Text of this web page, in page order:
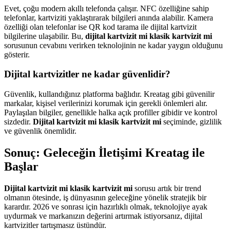
Evet, çoğu modern akıllı telefonda çalışır. NFC özelliğine sahip
telefonlar, kartviziti yaklaştırarak bilgileri anında alabilir. Kamera
özelliği olan telefonlar ise QR kod tarama ile dijital kartvizit
bilgilerine ulaşabilir. Bu, dijital kartvizit mi klasik kartvizit mi
sorusunun cevabını verirken teknolojinin ne kadar yaygın olduğunu
gösterir.
Dijital kartvizitler ne kadar güvenlidir?
Güvenlik, kullandığınız platforma bağlıdır. Kreatag gibi güvenilir
markalar, kişisel verilerinizi korumak için gerekli önlemleri alır.
Paylaşılan bilgiler, genellikle halka açık profiller gibidir ve kontrol
sizdedir. Dijital kartvizit mi klasik kartvizit mi seçiminde, gizlilik
ve güvenlik önemlidir.
Sonuç: Geleceğin İletişimi Kreatag ile
Başlar
Dijital kartvizit mi klasik kartvizit mi sorusu artık bir trend
olmanın ötesinde, iş dünyasının geleceğine yönelik stratejik bir
karardır. 2026 ve sonrası için hazırlıklı olmak, teknolojiye ayak
uydurmak ve markanızın değerini artırmak istiyorsanız, dijital
kartvizitler tartışmasız üstündür.